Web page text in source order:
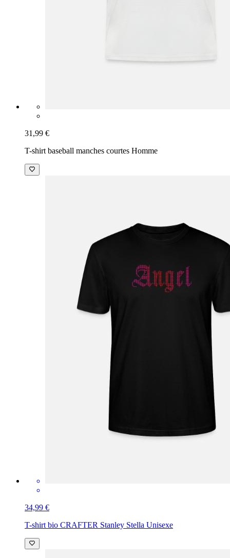
31,99 €
T-shirt baseball manches courtes Homme
34,99 €
T-shirt bio CRAFTER Stanley Stella Unisexe